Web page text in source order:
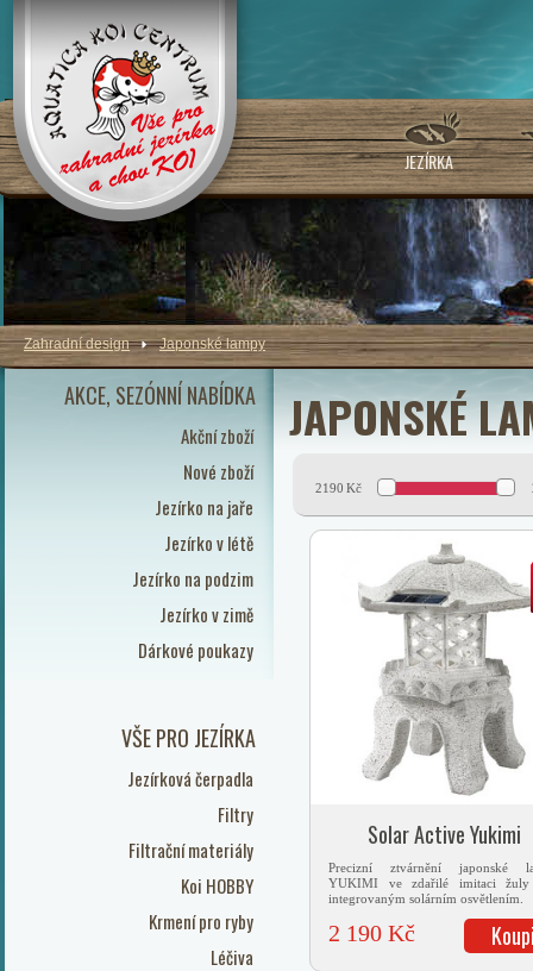
JEZÍRKA
AKCE, SEZÓNNÍ NABÍDKA
Akční zboží
Nové zboží
Jezírko na jaře
Jezírko v létě
Jezírko na podzim
Jezírko v zimě
Dárkové poukazy
VŠE PRO JEZÍRKA
Jezírková čerpadla
Filtry
Filtrační materiály
Koi HOBBY
Krmení pro ryby
Léčiva
JAPONSKÉ
Zahradní design Japonské lampy
2190 Kč
Solar Active Yukimi
Precizní ztvárnění japonské
YUKIMI ve zdařilé imitaci
integrovaným solárním osvětlením.
2 190 Kč